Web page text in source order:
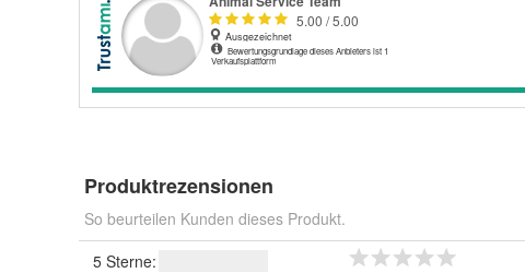
Produktrezensionen
So beurteilen Kunden dieses Produkt.
5 Sterne: